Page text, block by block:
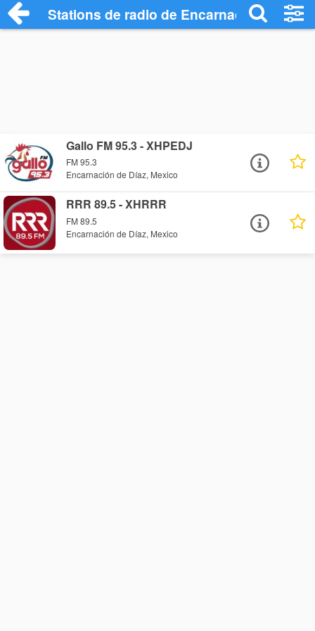
Stations de radio de Encarnación de Díaz
Gallo FM 95.3 - XHPEDJ
FM 95.3
Encarnación de Díaz, Mexico
RRR 89.5 - XHRRR
FM 89.5
Encarnación de Díaz, Mexico